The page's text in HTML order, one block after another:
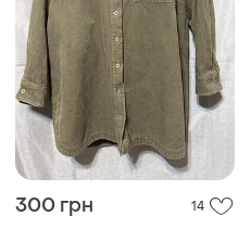
300 грн 14